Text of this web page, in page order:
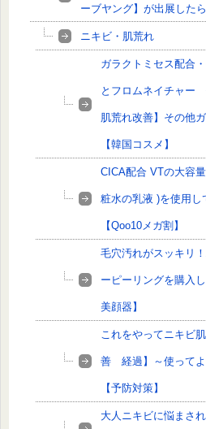
ーブヤング】が出展した
ニキビ・肌荒れ
ガラクトミセス配合
とフロムネイチャー
肌荒れ改善】その他
【韓国コスメ】
CICA配合 VTの大容
粧水の乳液 )を使用し
【Qoo10メガ割】
毛穴汚れがスッキリ
ーピーリングを購入
美顔器】
これをやってニキビ
善 経過】～使ってよ
【予防対策】
大人ニキビに悩まさ